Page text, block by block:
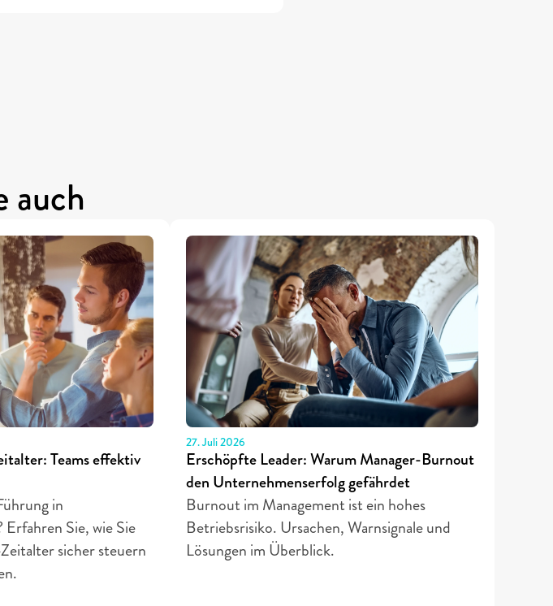
auch
Teams effektiv
in
Sie, wie Sie
sicher steuern
27. Juli 2026
Erschöpfte Leader: Warum Manager-Burnout
den Unternehmenserfolg gefährdet
Burnout im Management ist ein hohes
Betriebsrisiko. Ursachen, Warnsignale und
Lösungen im Überblick.